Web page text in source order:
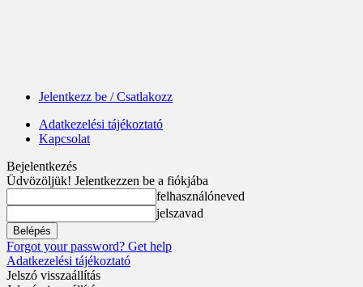
Jelentkezz be / Csatlakozz
Adatkezelési tájékoztató
Kapcsolat
Bejelentkezés
Üdvözöljük! Jelentkezzen be a fiókjába
felhasználóneved
jelszavad
Forgot your password? Get help
Adatkezelési tájékoztató
Jelszó visszaállítás